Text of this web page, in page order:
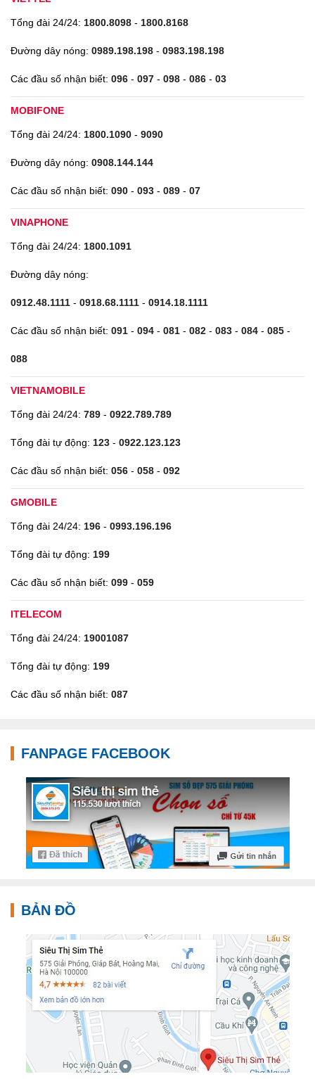
Tổng đài 24/24: 1800.8098 - 1800.8168
Đường dây nóng: 0989.198.198 - 0983.198.198
Các đầu số nhận biết: 096 - 097 - 098 - 086 - 03
MOBIFONE
Tổng đài 24/24: 1800.1090 - 9090
Đường dây nóng: 0908.144.144
Các đầu số nhận biết: 090 - 093 - 089 - 07
VINAPHONE
Tổng đài 24/24: 1800.1091
Đường dây nóng:
0912.48.1111 - 0918.68.1111 - 0914.18.1111
Các đầu số nhận biết: 091 - 094 - 081 - 082 - 083 - 084 - 085 -
088
VIETNAMOBILE
Tổng đài 24/24: 789 - 0922.789.789
Tổng đài tự động: 123 - 0922.123.123
Các đầu số nhận biết: 056 - 058 - 092
GMOBILE
Tổng đài 24/24: 196 - 0993.196.196
Tổng đài tự động: 199
Các đầu số nhận biết: 099 - 059
ITELECOM
Tổng đài 24/24: 19001087
Tổng đài tự động: 199
Các đầu số nhận biết: 087
FANPAGE FACEBOOK
BẢN ĐỒ